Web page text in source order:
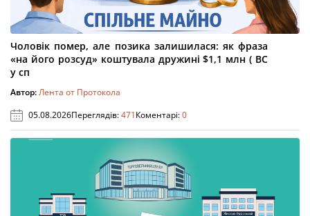
Чоловік помер, але позика залишилася: як фраза
«на його розсуд» коштувала дружині $1,1 млн ( ВС
у сп
Автор:Лента от Протокола
05.08.2026Переглядів:471Коментарі:0